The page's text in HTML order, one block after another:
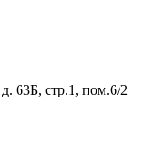
63Б, стр.1, пом.6/2